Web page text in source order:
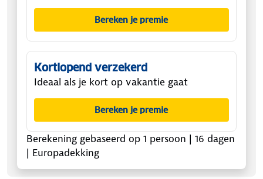
Bereken je premie
Kortlopend verzekerd
Ideaal als je kort op vakantie gaat
Bereken je premie
Berekening gebaseerd op 1 persoon | 16 dagen
| Europadekking